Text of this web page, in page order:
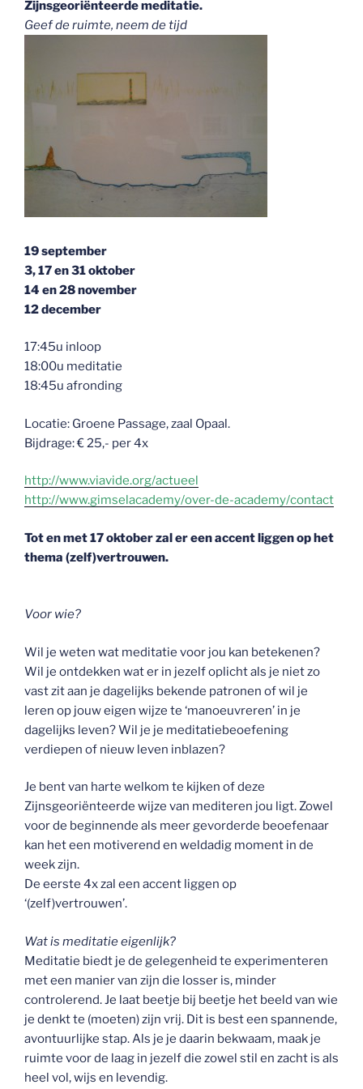
Zijnsgeoriënteerde meditatie.
Geef de ruimte, neem de tijd
19 september
3, 17 en 31 oktober
14 en 28 november
12 december
17:45u inloop
18:00u meditatie
18:45u afronding
Locatie: Groene Passage, zaal Opaal.
Bijdrage: € 25,- per 4x
http://www.viavide.org/actueel
http://www.gimselacademy/over-de-academy/contact
Tot en met 17 oktober zal er een accent liggen op het
thema (zelf)vertrouwen.
Voor wie?
Wil je weten wat meditatie voor jou kan betekenen?
Wil je ontdekken wat er in jezelf oplicht als je niet zo
vast zit aan je dagelijks bekende patronen of wil je
leren op jouw eigen wijze te ‘manoeuvreren’ in je
dagelijks leven? Wil je je meditatiebeoefening
verdiepen of nieuw leven inblazen?
Je bent van harte welkom te kijken of deze
Zijnsgeoriënteerde wijze van mediteren jou ligt. Zowel
voor de beginnende als meer gevorderde beoefenaar
kan het een motiverend en weldadig moment in de
week zijn.
De eerste 4x zal een accent liggen op
‘(zelf)vertrouwen’.
Wat is meditatie eigenlijk?
Meditatie biedt je de gelegenheid te experimenteren
met een manier van zijn die losser is, minder
controlerend. Je laat beetje bij beetje het beeld van wie
je denkt te (moeten) zijn vrij. Dit is best een spannende,
avontuurlijke stap. Als je je daarin bekwaam, maak je
ruimte voor de laag in jezelf die zowel stil en zacht is als
heel vol, wijs en levendig.